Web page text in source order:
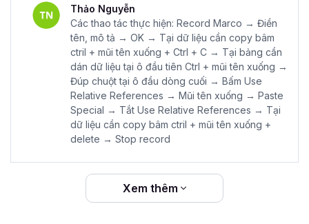
Thảo Nguyễn
Các thao tác thực hiện: Record Marco → Điền
tên, mô tả → OK → Tại dữ liệu cần copy bâm
ctril + mũi tên xuống + Ctrl + C → Tại bảng cần
dán dữ liệu tại ô đầu tiên Ctrl + mũi tên xuống →
Đúp chuột tại ô đầu dòng cuối → Bấm Use
Relative References → Mũi tên xuống → Paste
Special → Tắt Use Relative References → Tại
dữ liệu cần copy bâm ctril + mũi tên xuống +
delete → Stop record
Xem thêm